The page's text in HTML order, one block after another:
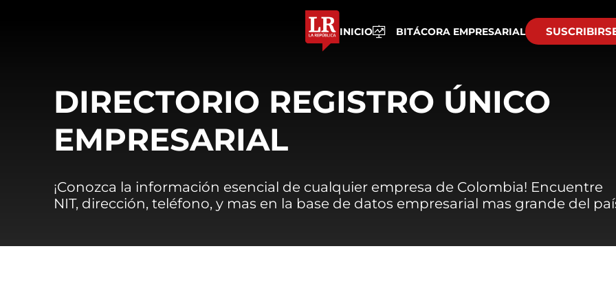
INICIO BITÁCORA EMPRESARIAL
DIRECTORIO REGISTRO ÚNICO
EMPRESARIAL
¡Conozca la información esencial de cualquier empresa de Colombia! Encuentre
NIT, dirección, teléfono, y mas en la base de datos empresarial mas grande del